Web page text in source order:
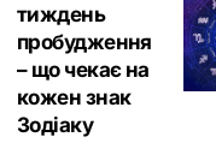
тиждень
пробудження
– що чекає на
кожен знак
Зодіаку